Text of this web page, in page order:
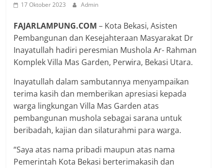
17 Oktober 2023 Admin
FAJARLAMPUNG.COM– Kota Bekasi, Asisten
Pembangunan dan Kesejahteraan Masyarakat Dr
Inayatullah hadiri peresmian Mushola Ar- Rahman
Komplek Villa Mas Garden, Perwira, Bekasi Utara.
Inayatullah dalam sambutannya menyampaikan
terima kasih dan memberikan apresiasi kepada
warga lingkungan Villa Mas Garden atas
pembangunan mushola sebagai sarana untuk
beribadah, kajian dan silaturahmi para warga.
“Saya atas nama pribadi maupun atas nama
Pemerintah Kota Bekasi berterimakasih dan